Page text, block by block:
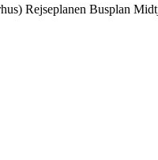
Rejseplanen Busplan